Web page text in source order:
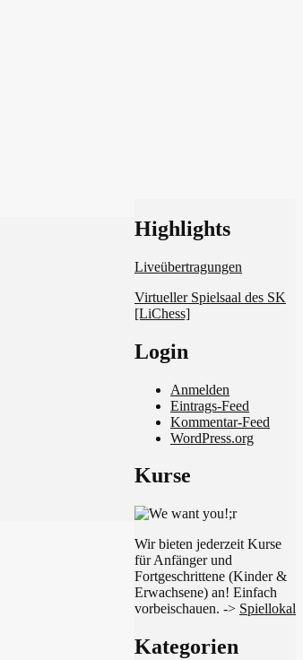
Schach in Lauffen
Highlights
Liveübertragungen
Virtueller Spielsaal des SK
[LiChess]
Login
Anmelden
Eintrags-Feed
Kommentar-Feed
WordPress.org
Kurse
Wir bieten jederzeit Kurse
für Anfänger und
Fortgeschrittene (Kinder &
Erwachsene) an! Einfach
vorbeischauen. -> Spiellokal
Kategorien